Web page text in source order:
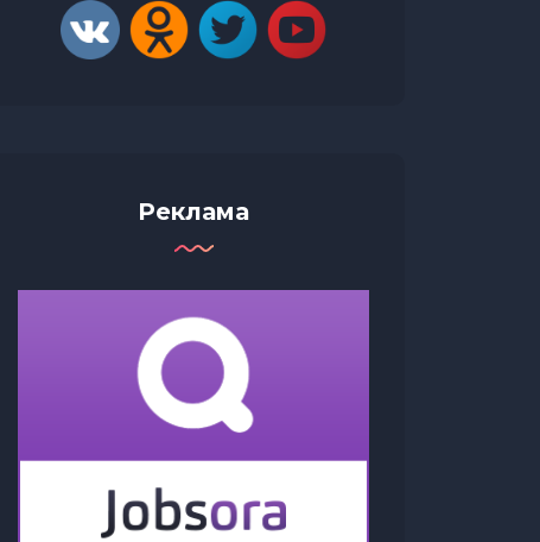
Исследование: сокращение
Реклама